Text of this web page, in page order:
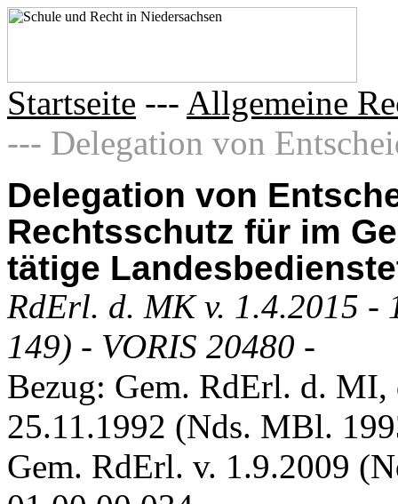
Startseite --- Allgemeine
--- Delegation von
Delegation von
Rechtsschutz für im
tätige
RdErl. d. MK v. 1.4.2015 -
149) - VORIS 20480 -
Bezug: Gem. RdErl. d.
25.11.1992 (Nds. MBl.
Gem. RdErl. v. 1.9.2009